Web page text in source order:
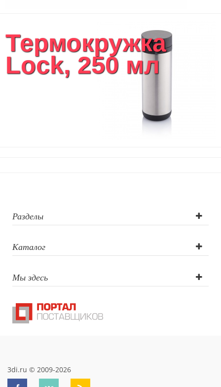
Термокружка
Lock, 250 мл
Разделы
Каталог
Мы здесь
3di.ru © 2009-2026